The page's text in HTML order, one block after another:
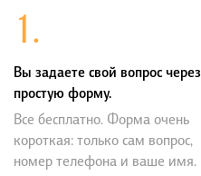
1.
Вы задаете свой вопрос через
простую форму.
Все бесплатно. Форма очень
короткая: только сам вопрос,
номер телефона и ваше имя.